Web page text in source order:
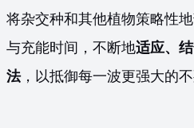
将杂交种和其他植物策略性
与充能时间，不断地适应、
法，以抵御每一波更强大的